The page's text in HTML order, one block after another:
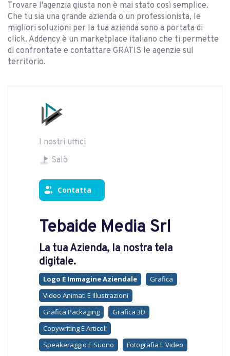
Trovare l'agenzia giusta non è mai stato così semplice.
Che tu sia una grande azienda o un professionista, le
migliori soluzioni per la tua azienda sono a portata di
click. Addency è un marketplace italiano che ti permette
di confrontate e contattare GRATIS le agenzie sul
territorio.
I nostri uffici
Salò
Contatta
Tebaide Media Srl
La tua Azienda, la nostra tela
digitale.
Logo E Immagine Aziendale
Grafica
Video Animati E Illustrazioni
Grafica Packaging
Grafica 3D
Copywriting E Articoli
Speakeraggio E Suono
Fotografia E Video